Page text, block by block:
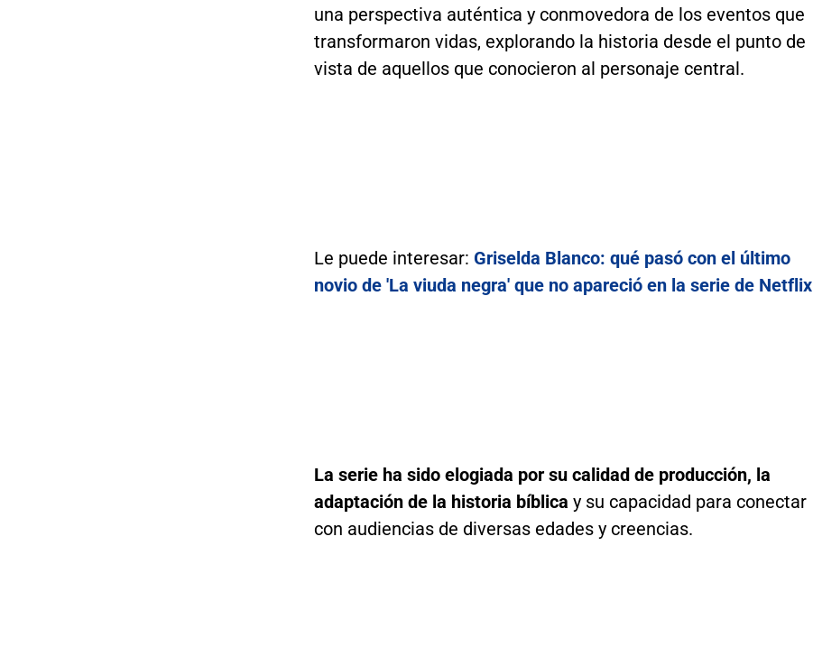
una perspectiva auténtica y conmovedora de los eventos que
transformaron vidas, explorando la historia desde el punto de
vista de aquellos que conocieron al personaje central.
Le puede interesar: Griselda Blanco: qué pasó con el último
novio de 'La viuda negra' que no apareció en la serie de Netflix
La serie ha sido elogiada por su calidad de producción, la
adaptación de la historia bíblica y su capacidad para conectar
con audiencias de diversas edades y creencias.